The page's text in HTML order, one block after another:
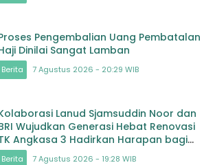
Pengembalian Uang Pembatalan
Dinilai Sangat Lamban
Berita 7 Agustus 2026 - 20:29 WIB
Lanud Sjamsuddin Noor dan
Wujudkan Generasi Hebat Renovasi
Angkasa 3 Hadirkan Harapan bagi
depan Bangsa
Berita 7 Agustus 2026 - 19:28 WIB